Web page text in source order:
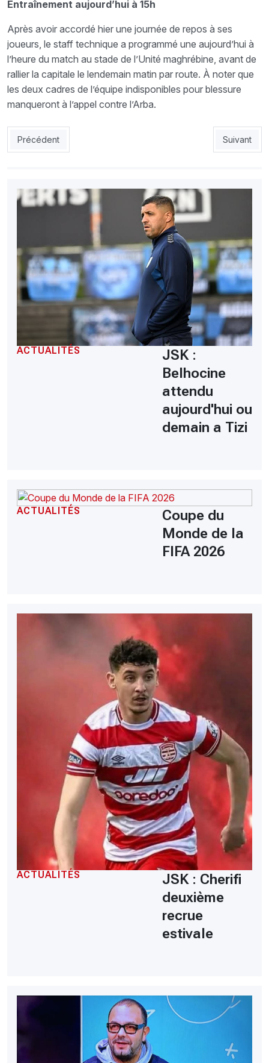
Entraînement aujourd’hui à 15h
Après avoir accordé hier une journée de repos à ses
joueurs, le staff technique a programmé une aujourd’hui à
l’heure du match au stade de l’Unité maghrébine, avant de
rallier la capitale le lendemain matin par route. À noter que
les deux cadres de l’équipe indisponibles pour blessure
manqueront à l’appel contre l’Arba.
Article précédent : MCA : 20 millions pour battre la JSK
Précédent Article
Suivant
ACTUALITÉS
JSK :
Belhocine
attendu
aujourd'hui ou
demain a Tizi
ACTUALITÉS
Coupe du
Monde de la
FIFA 2026
ACTUALITÉS
JSK : Cherifi
deuxième
recrue
estivale